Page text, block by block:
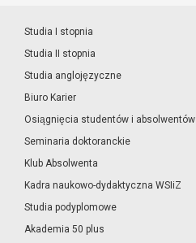
Studia I stopnia
Studia II stopnia
Studia anglojęzyczne
Biuro Karier
Osiągnięcia studentów i absolwentów
Seminaria doktoranckie
Klub Absolwenta
Kadra naukowo-dydaktyczna WSIiZ
Studia podyplomowe
Akademia 50 plus